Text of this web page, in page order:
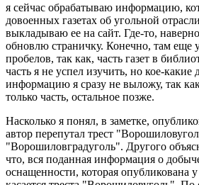
я сейчас обрабатываю информацию,
довоенных газетах об угольной
выкладываю ее на сайт. Где-то,
обновлю страничку. Конечно, там еще
пробелов, так как, часть газет в
часть я не успел изучить, но кое-
информацию я сразу не выложу, так
только часть, остальное позже.
Насколько я понял, в заметке,
автор перепутал трест
"Ворошиловградуголь". Другого
что, вся поданная информация о
оснащенности, которая опубликована